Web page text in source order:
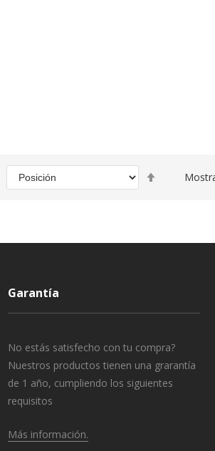
Garantía
No estás satisfecho con tu compra?
Nuestros productos tienen una grarantía
de 1 año, cumpliendo los siguientes
requisitos
Más información.